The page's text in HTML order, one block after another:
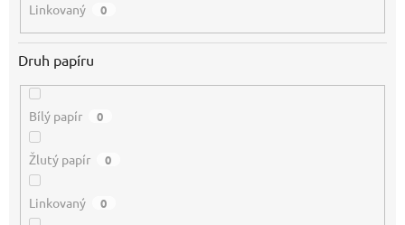
Linkovaný 0
Druh papíru
Bílý papír 0
Žlutý papír 0
Linkovaný 0